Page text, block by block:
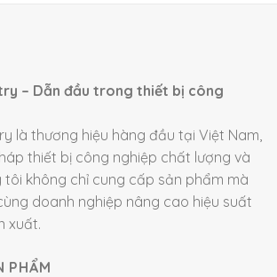
– Dẫn đầu trong thiết bị công
là thương hiệu hàng đầu tại Việt Nam,
thiết bị công nghiệp chất lượng và
tôi không chỉ cung cấp sản phẩm mà
doanh nghiệp nâng cao hiệu suất
xuất.
PHẨM